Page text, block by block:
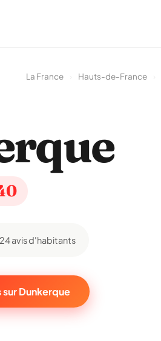
La France Hauts-de-France
24 avis d'habitants
sur Dunkerque